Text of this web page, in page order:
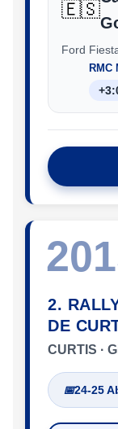
🇪🇸
Ford
RMC
2.
DE
CURTIS ·
📅24-25